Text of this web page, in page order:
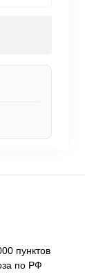
пунктов
по РФ